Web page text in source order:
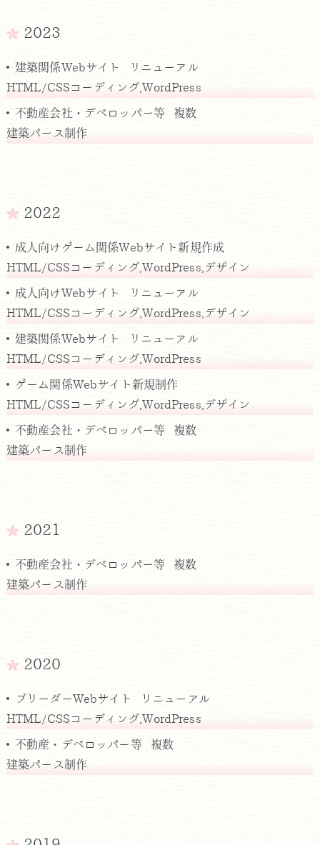
2023
建築関係Webサイト リニューアル
HTML/CSSコーディング,WordPress
不動産会社・デベロッパー等 複数
建築パース制作
2022
成人向けゲーム関係Webサイト新規作成
HTML/CSSコーディング,WordPress,デザイン
成人向けWebサイト リニューアル
HTML/CSSコーディング,WordPress,デザイン
建築関係Webサイト リニューアル
HTML/CSSコーディング,WordPress
ゲーム関係Webサイト新規制作
HTML/CSSコーディング,WordPress,デザイン
不動産会社・デベロッパー等 複数
建築パース制作
2021
不動産会社・デベロッパー等 複数
建築パース制作
2020
ブリーダーWebサイト リニューアル
HTML/CSSコーディング,WordPress
不動産・デベロッパー等 複数
建築パース制作